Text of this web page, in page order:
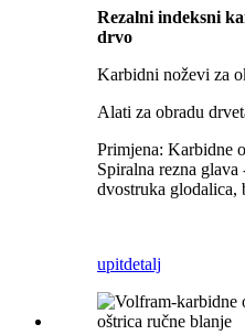
Rezalni indeksni
drvo
Karbidni noževi za
Alati za obradu
Primjena: Karbidne
Spiralna rezna
dvostruka glodalica,
upitdetalj